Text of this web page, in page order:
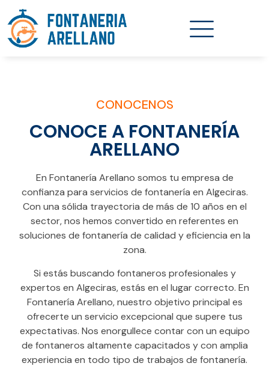
CONOCENOS
CONOCE A FONTANERÍA
ARELLANO
En Fontanería Arellano somos tu empresa de
confianza para servicios de fontanería en Algeciras.
Con una sólida trayectoria de más de 10 años en el
sector, nos hemos convertido en referentes en
soluciones de fontanería de calidad y eficiencia en la
zona.
Si estás buscando fontaneros profesionales y
expertos en Algeciras, estás en el lugar correcto. En
Fontanería Arellano, nuestro objetivo principal es
ofrecerte un servicio excepcional que supere tus
expectativas. Nos enorgullece contar con un equipo
de fontaneros altamente capacitados y con amplia
experiencia en todo tipo de trabajos de fontanería.